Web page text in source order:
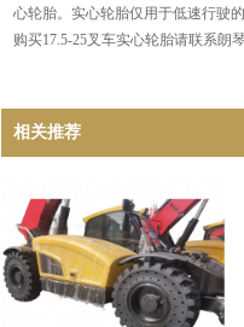
心轮胎。实心轮胎仅用于低速行驶
购买17.5-25叉车实心轮胎请联系朗
相关推荐